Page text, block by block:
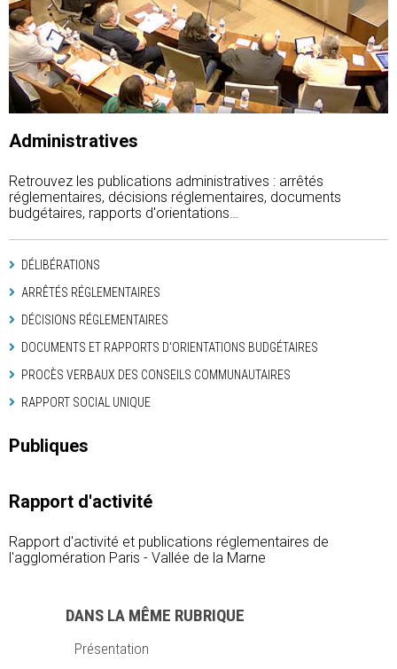
Administratives
Retrouvez les publications administratives : arrêtés
réglementaires, décisions réglementaires, documents
budgétaires, rapports d'orientations…
DÉLIBÉRATIONS
ARRÊTÉS RÉGLEMENTAIRES
DÉCISIONS RÉGLEMENTAIRES
DOCUMENTS ET RAPPORTS D'ORIENTATIONS BUDGÉTAIRES
PROCÈS VERBAUX DES CONSEILS COMMUNAUTAIRES
RAPPORT SOCIAL UNIQUE
Publiques
Rapport d'activité
Rapport d'activité et publications réglementaires de
l'agglomération Paris - Vallée de la Marne
DANS LA MÊME RUBRIQUE
Présentation